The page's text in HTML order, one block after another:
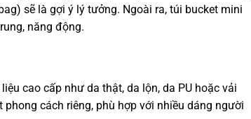
sẽ là gợi ý lý tưởng. Ngoài ra, túi bucket mini
năng động.
cao cấp như da thật, da lộn, da PU hoặc vải
cách riêng, phù hợp với nhiều dáng người